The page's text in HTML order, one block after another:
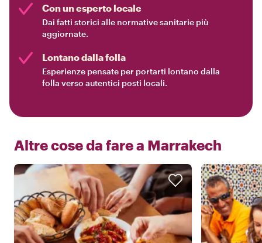
Con un esperto locale
Dai fatti storici alle normative sanitarie più
aggiornate.
Lontano dalla folla
Esperienze pensate per portarti lontano dalla
folla verso autentici posti locali.
Altre cose da fare a Marrakech